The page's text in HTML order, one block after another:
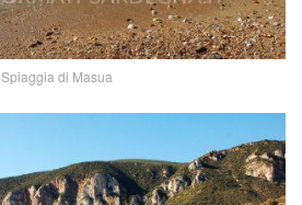
Spiaggia di Masua